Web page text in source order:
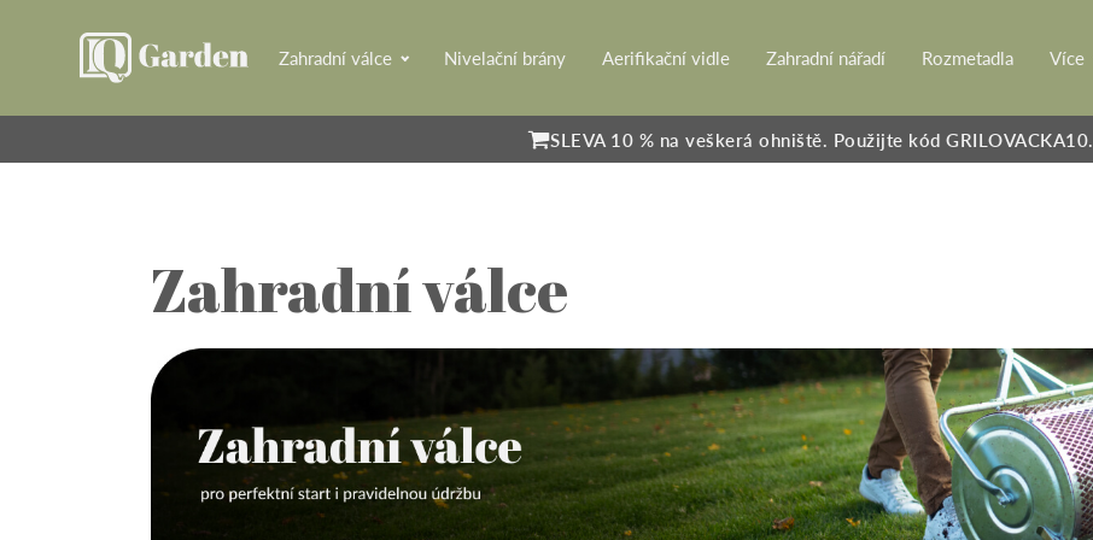
Zahradní válce Nivelační brány Aerifikační vidle Zahradní nářadí Rozmetadla Více
SLEVA 10 % na veškerá ohniště. Použijte kód GRILOVACKA10.
Zahradní válce